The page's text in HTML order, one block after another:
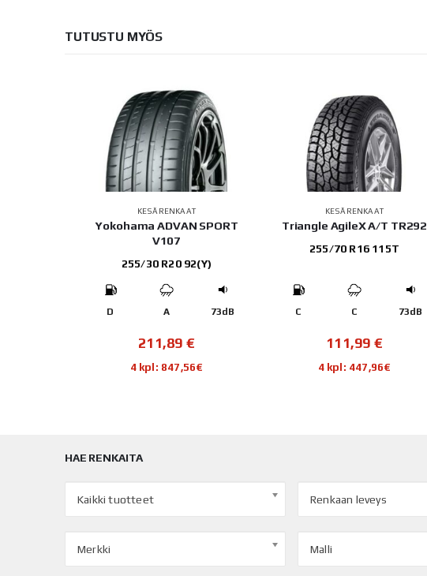
TUTUSTU MYÖS
KESÄRENKAAT
Yokohama ADVAN SPORT
V107
255/30 R20 92(Y)
D A 73dB
211,89 €
4 kpl: 847,56€
KESÄRENKAAT
Triangle AgileX A/T TR292
255/70 R16 115T
C C 73dB
111,99 €
4 kpl: 447,96€
HAE RENKAITA
Kaikki tuotteet Renkaan leveys
Merkki Malli